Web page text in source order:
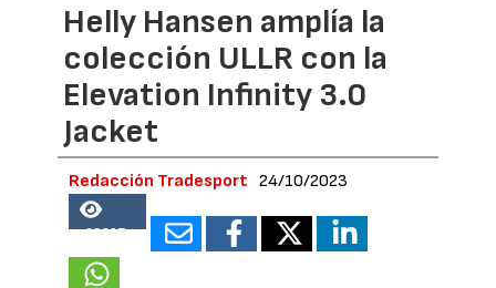
Helly Hansen amplía la
colección ULLR con la
Elevation Infinity 3.0
Jacket
Redacción Tradesport 24/10/2023
68967